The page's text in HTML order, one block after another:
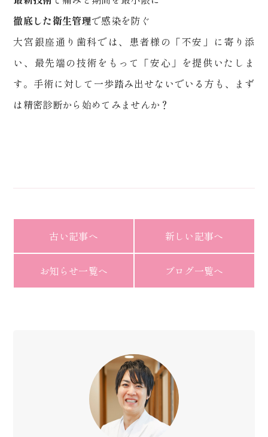
徹底した衛生管理で感染を防ぐ
大宮銀座通り歯科では、患者様の「不安」に寄り添
い、最先端の技術をもって「安心」を提供いたしま
す。手術に対して一歩踏み出せないでいる方も、まず
は精密診断から始めてみませんか？
古い記事へ 新しい記事へ
お知らせ一覧へ ブログ一覧へ